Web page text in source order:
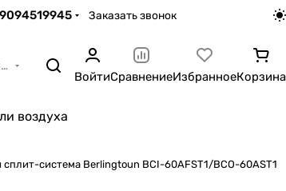
Заказать звонок
Каталог
ВойтиСравнениеИзбранноеКорзина
воздуха
сплит-система Berlingtoun BCI-60AFST1/BCO-60AST1